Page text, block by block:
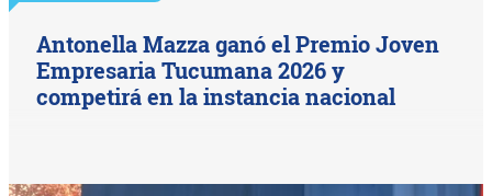
Antonella Mazza ganó el Premio Joven
Empresaria Tucumana 2026 y
competirá en la instancia nacional